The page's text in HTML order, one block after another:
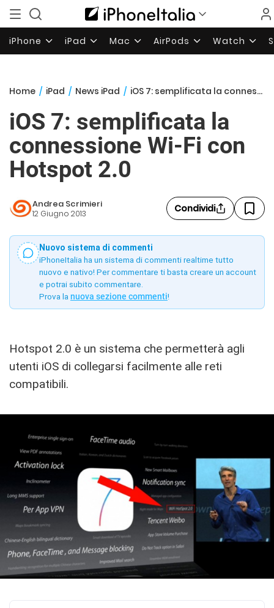
iPhone iPad Mac AirPods Watch
Home / iPad / News iPad / iOS 7: semplificata la connessione Wi-Fi con Hotspot 2.0
iOS 7: semplificata la
connessione Wi-Fi con
Hotspot 2.0
Andrea Scrimieri
12 Giugno 2013 Condividi
Nuovo sistema di commenti
iPhoneItalia ha un sistema di commenti realtime tutto
nuovo e nativo! Per commentare ti basta creare un account
e potrai subito commentare.
Prova la nuova sezione commenti!
Hotspot 2.0 è un sistema che permetterà agli
utenti iOS di collegarsi facilmente alle reti
compatibili.